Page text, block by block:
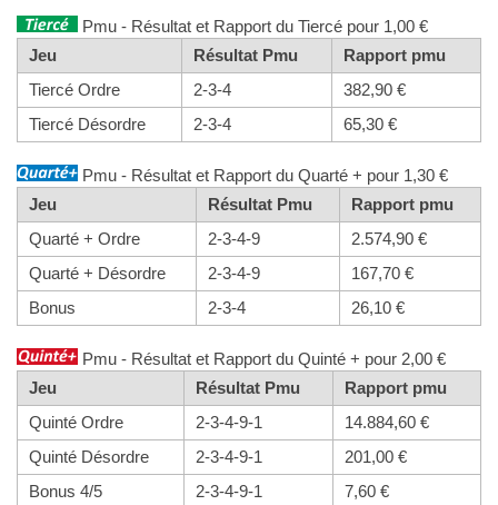
Pmu - Résultat et Rapport du Tiercé pour 1,00 €
Jeu
Résultat Pmu
Rapport pmu
Tiercé Ordre
2-3-4
382,90 €
Tiercé Désordre
2-3-4 65,30 €
Pmu - Résultat et Rapport du Quarté + pour 1,30 €
Jeu
Résultat Pmu
Rapport pmu
Quarté + Ordre
2-3-4-9
2.574,90 €
Quarté + Désordre
2-3-4-9
167,70 €
Bonus
2-3-4 26,10 €
Pmu - Résultat et Rapport du Quinté + pour 2,00 €
Jeu
Résultat Pmu
Rapport pmu
Quinté Ordre
2-3-4-9-1
14.884,60 €
Quinté Désordre
2-3-4-9-1
201,00 €
Bonus 4/5
2-3-4-9-1
7,60 €